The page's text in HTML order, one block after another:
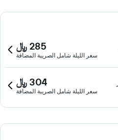
285 ﷼
سعر الليلة شامل الصريبة المضافة
304 ﷼
سعر الليلة شامل الصريبة المضافة